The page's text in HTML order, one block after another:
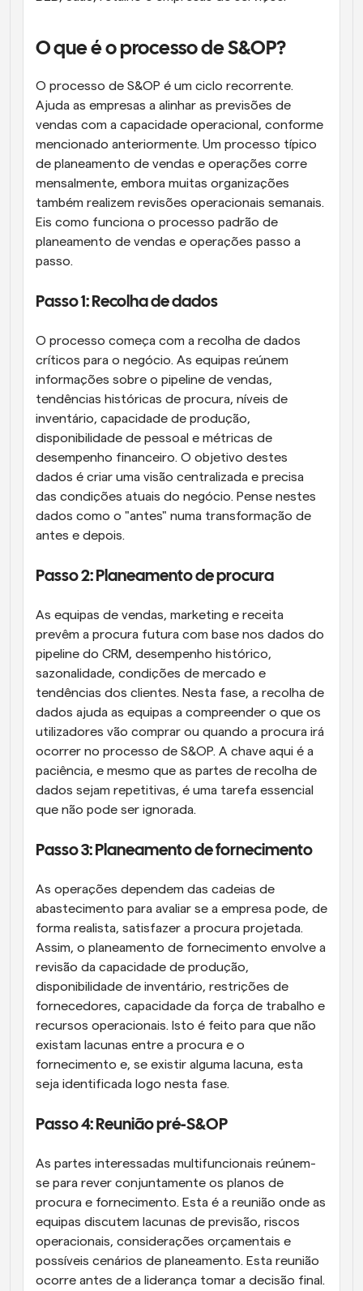
O que é o processo de S&OP?
O processo de S&OP é um ciclo recorrente.
Ajuda as empresas a alinhar as previsões de
vendas com a capacidade operacional, conforme
mencionado anteriormente. Um processo típico
de planeamento de vendas e operações corre
mensalmente, embora muitas organizações
também realizem revisões operacionais semanais.
Eis como funciona o processo padrão de
planeamento de vendas e operações passo a
passo.
Passo 1: Recolha de dados
O processo começa com a recolha de dados
críticos para o negócio. As equipas reúnem
informações sobre o pipeline de vendas,
tendências históricas de procura, níveis de
inventário, capacidade de produção,
disponibilidade de pessoal e métricas de
desempenho financeiro. O objetivo destes
dados é criar uma visão centralizada e precisa
das condições atuais do negócio. Pense nestes
dados como o "antes" numa transformação de
antes e depois.
Passo 2: Planeamento de procura
As equipas de vendas, marketing e receita
prevêm a procura futura com base nos dados do
pipeline do CRM, desempenho histórico,
sazonalidade, condições de mercado e
tendências dos clientes. Nesta fase, a recolha de
dados ajuda as equipas a compreender o que os
utilizadores vão comprar ou quando a procura irá
ocorrer no processo de S&OP. A chave aqui é a
paciência, e mesmo que as partes de recolha de
dados sejam repetitivas, é uma tarefa essencial
que não pode ser ignorada.
Passo 3: Planeamento de fornecimento
As operações dependem das cadeias de
abastecimento para avaliar se a empresa pode, de
forma realista, satisfazer a procura projetada.
Assim, o planeamento de fornecimento envolve a
revisão da capacidade de produção,
disponibilidade de inventário, restrições de
fornecedores, capacidade da força de trabalho e
recursos operacionais. Isto é feito para que não
existam lacunas entre a procura e o
fornecimento e, se existir alguma lacuna, esta
seja identificada logo nesta fase.
Passo 4: Reunião pré-S&OP
As partes interessadas multifuncionais reúnem-
se para rever conjuntamente os planos de
procura e fornecimento. Esta é a reunião onde as
equipas discutem lacunas de previsão, riscos
operacionais, considerações orçamentais e
possíveis cenários de planeamento. Esta reunião
ocorre antes de a liderança tomar a decisão final.